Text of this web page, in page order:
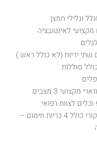
וגלילי חמצן
שתי ידיות (לא כולל ראש )
סוללות
3 מצבים
לצוות רפואי
הידרוקולטור CHATTANOOGA מקורי כולל 4 כריות חימום –